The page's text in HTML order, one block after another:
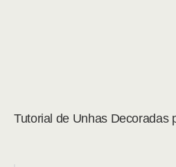
Tutorial de Unhas Decoradas